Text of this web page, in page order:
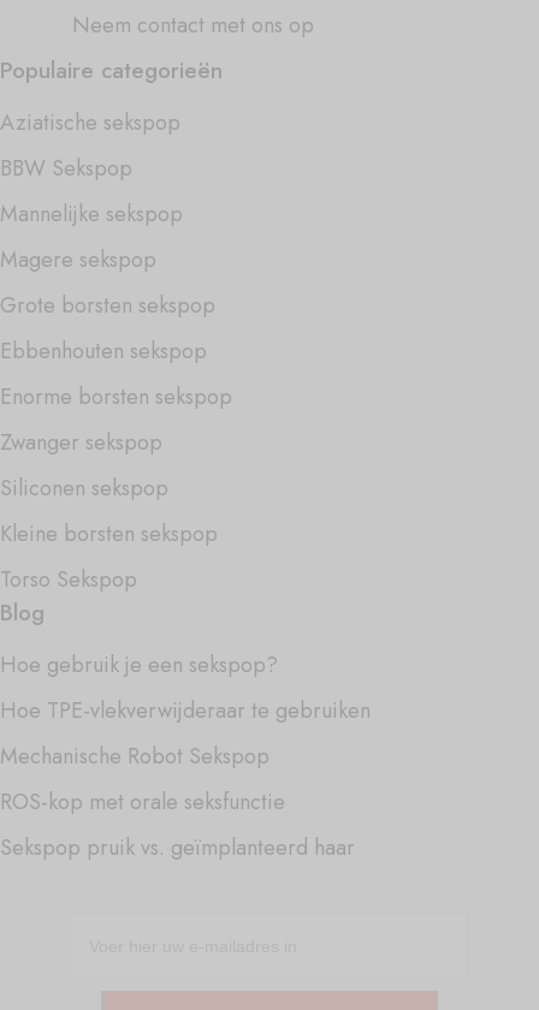
Neem contact met ons op
Populaire categorieën
Aziatische sekspop
BBW Sekspop
Mannelijke sekspop
Magere sekspop
Grote borsten sekspop
Ebbenhouten sekspop
Enorme borsten sekspop
Zwanger sekspop
Siliconen sekspop
Kleine borsten sekspop
Torso Sekspop
Blog
Hoe gebruik je een sekspop?
Hoe TPE-vlekverwijderaar te gebruiken
Mechanische Robot Sekspop
ROS-kop met orale seksfunctie
Sekspop pruik vs. geïmplanteerd haar